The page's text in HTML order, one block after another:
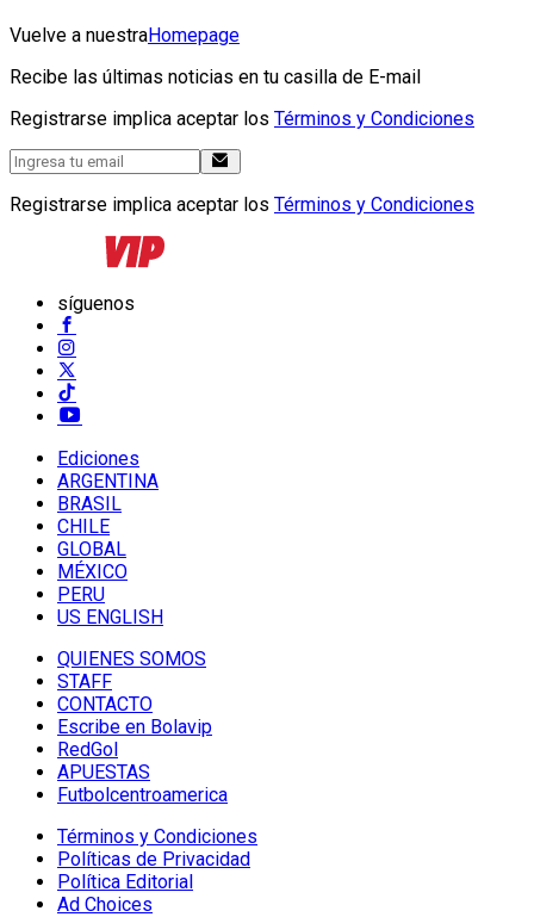
Vuelve a nuestraHomepage
Recibe las últimas noticias en tu casilla de E-mail
Registrarse implica aceptar los Términos y Condiciones
Registrarse implica aceptar los Términos y Condiciones
síguenos
Ediciones
ARGENTINA
BRASIL
CHILE
GLOBAL
MÉXICO
PERU
US ENGLISH
QUIENES SOMOS
STAFF
CONTACTO
Escribe en Bolavip
RedGol
APUESTAS
Futbolcentroamerica
Términos y Condiciones
Políticas de Privacidad
Política Editorial
Ad Choices